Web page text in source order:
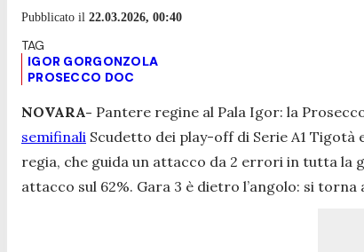
Pubblicato il 22.03.2026, 00:40
IGOR GORGONZOLA
PROSECCO DOC
NOVARA- Pantere regine al Pala Igor: la
semifinali Scudetto dei play-off di Serie A1
regia, che guida un attacco da 2 errori in tutta la
attacco sul 62%. Gara 3 è dietro l’angolo: si